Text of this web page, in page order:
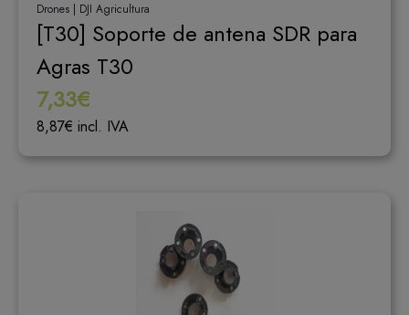
Drones | DJI Agricultura
[T30] Soporte de antena SDR para
Agras T30
7,33€
8,87€ incl. IVA